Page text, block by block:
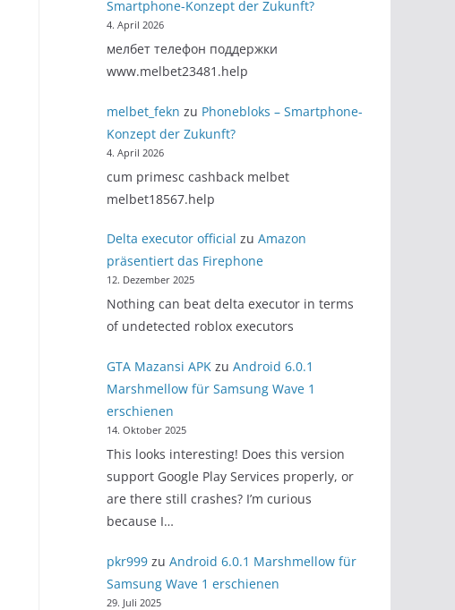
Smartphone-Konzept der Zukunft?
4. April 2026
мелбет телефон поддержки
www.melbet23481.help
melbet_fekn zu Phonebloks – Smartphone-
Konzept der Zukunft?
4. April 2026
cum primesc cashback melbet
melbet18567.help
Delta executor official zu Amazon
präsentiert das Firephone
12. Dezember 2025
Nothing can beat delta executor in terms
of undetected roblox executors
GTA Mazansi APKzu Android 6.0.1
Marshmellow für Samsung Wave 1
erschienen
14. Oktober 2025
This looks interesting! Does this version
support Google Play Services properly, or
are there still crashes? I’m curious
because I…
pkr999zu Android 6.0.1 Marshmellow für
Samsung Wave 1 erschienen
29. Juli 2025